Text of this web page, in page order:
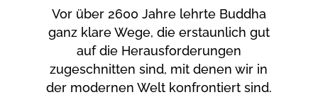
Vor über 2600 Jahre lehrte Buddha
ganz klare Wege, die erstaunlich gut
auf die Herausforderungen
zugeschnitten sind, mit denen wir in
der modernen Welt konfrontiert sind.